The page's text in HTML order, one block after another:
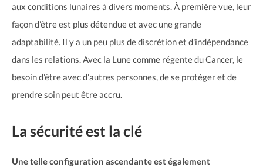
aux conditions lunaires à divers moments. À première vue, leur
façon d'être est plus détendue et avec une grande
adaptabilité. Il y a un peu plus de discrétion et d'indépendance
dans les relations. Avec la Lune comme régente du Cancer, le
besoin d'être avec d'autres personnes, de se protéger et de
prendre soin peut être accru.
La sécurité est la clé
Une telle configuration ascendante est également